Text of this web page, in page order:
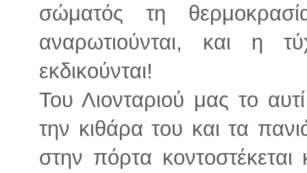
σώματός τη
αναρωτιούνται, και η
εκδικούνται!
Του Λιονταριού μας το
την κιθάρα του και τα
στην πόρτα κοντοστέκεται